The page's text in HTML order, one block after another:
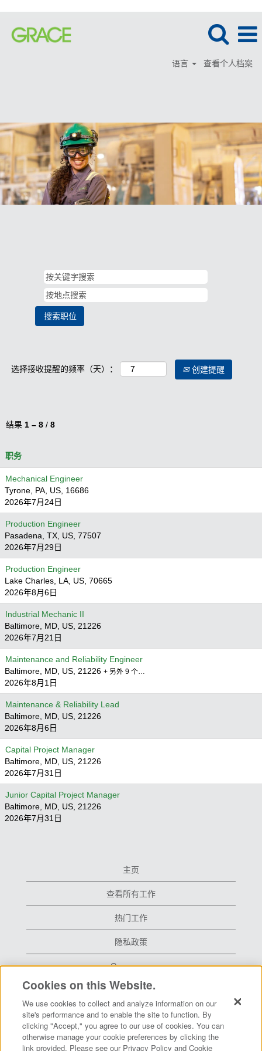
语言 查看个人档案
选择接收提醒的频率（天）： 创建提醒
结果 1 – 8 / 8
职务
Mechanical Engineer
Tyrone, PA, US, 16686
2026年7月24日
Production Engineer
Pasadena, TX, US, 77507
2026年7月29日
Production Engineer
Lake Charles, LA, US, 70665
2026年8月6日
Industrial Mechanic II
Baltimore, MD, US, 21226
2026年7月21日
Maintenance and Reliability Engineer
Baltimore, MD, US, 21226 + 另外 9 个…
2026年8月1日
Maintenance & Reliability Lead
Baltimore, MD, US, 21226
2026年8月6日
Capital Project Manager
Baltimore, MD, US, 21226
2026年7月31日
Junior Capital Project Manager
Baltimore, MD, US, 21226
2026年7月31日
主页
查看所有工作
热门工作
隐私政策
Grace.com
在
新
选
项
在
新
选
项
卡
在
新
选
项
卡
Cookies on this Website.
We use cookies to collect and analyze information on our
site's performance and to enable the site to function. By
clicking "Accept," you agree to our use of cookies. You can
otherwise manage your cookie preferences by clicking the
link provided. Please see our Privacy Policy and Cookie